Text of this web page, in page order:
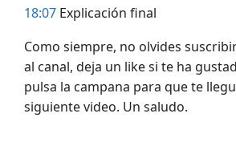
18:07 Explicación final
Como siempre, no olvides
al canal, deja un like si te ha
pulsa la campana para que te
siguiente video. Un saludo.